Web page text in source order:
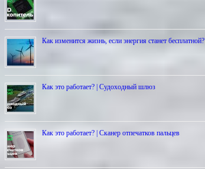
Как изменится жизнь, если энергия станет бесплатной?
Как это работает? | Cудоходный шлюз
Как это работает? | Сканер отпечатков пальцев